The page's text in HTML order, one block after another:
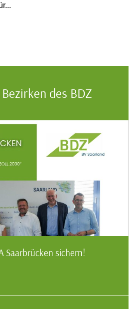
des BDZ
Saarbrücken sichern!